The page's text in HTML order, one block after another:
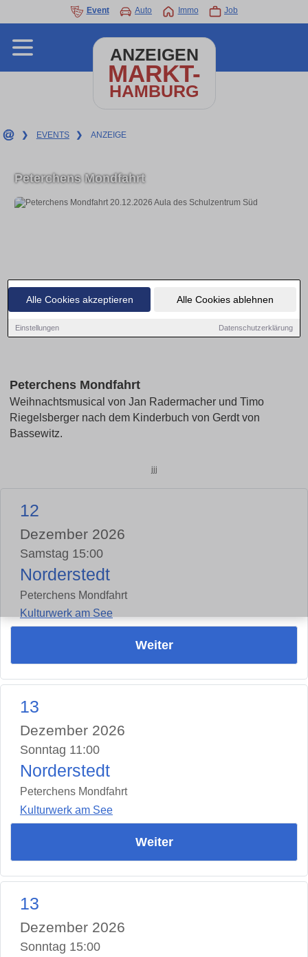
Alle Cookies akzeptieren Alle Cookies ablehnen
Einstellungen Datenschutzerklärung
Event Auto Immo Job
ANZEIGEN
MARKT-
HAMBURG
❯ EVENTS ❯ ANZEIGE
Peterchens Mondfahrt
Peterchens Mondfahrt
Weihnachtsmusical von Jan Radermacher und Timo
Riegelsberger nach dem Kinderbuch von Gerdt von
Bassewitz.
jjj
12
Dezember 2026
Samstag 15:00
Norderstedt
Peterchens Mondfahrt
Kulturwerk am See
Weiter
13
Dezember 2026
Sonntag 11:00
Norderstedt
Peterchens Mondfahrt
Kulturwerk am See
Weiter
13
Dezember 2026
Sonntag 15:00